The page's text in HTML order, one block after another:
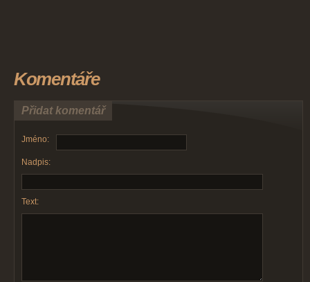
Komentáře
Přidat komentář
Jméno:
Nadpis:
Text: